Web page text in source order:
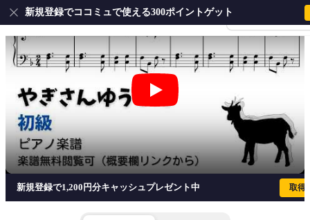
会員登録・ログイ
新規登録でココミュで使える300ポイントゲット
やぎさんゆうびん (簡単楽譜)
新規登録で1,200円分キャッシュプレゼント中 取得